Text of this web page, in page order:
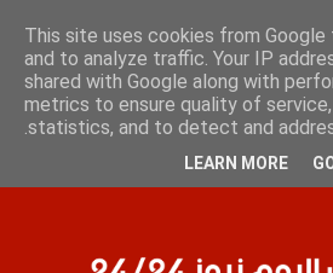
2026
This site uses cookies from
and to analyze traffic. Your IP
shared with Google along with
metrics to ensure quality of
statistics, and to detect and
LEARN MORE